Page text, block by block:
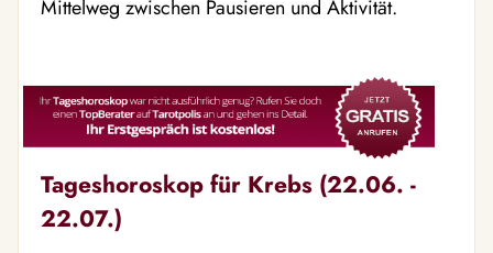
Mittelweg zwischen Pausieren und Aktivität.
Tageshoroskop für Krebs (22.06. -
22.07.)